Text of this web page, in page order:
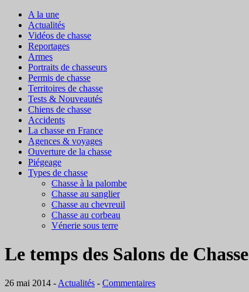
A la une
Actualités
Vidéos de chasse
Reportages
Armes
Portraits de chasseurs
Permis de chasse
Territoires de chasse
Tests & Nouveautés
Chiens de chasse
Accidents
La chasse en France
Agences & voyages
Ouverture de la chasse
Piégeage
Types de chasse
Chasse à la palombe
Chasse au sanglier
Chasse au chevreuil
Chasse au corbeau
Vénerie sous terre
Le temps des Salons de Chasse
26 mai 2014 - Actualités - Commentaires